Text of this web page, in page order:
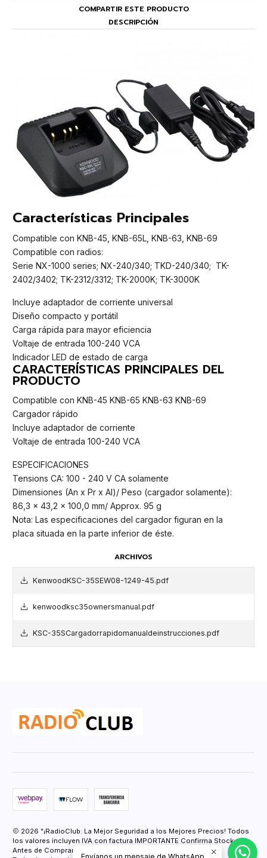
COMPARTIR ESTE PRODUCTO
DESCRIPCIÓN
Características Principales
Compatible con KNB-45, KNB-65L, KNB-63, KNB-69
Compatible con radios:
Serie NX-1000 series; NX-240/340; TKD-240/340; TK-
2402/3402; TK-2312/3312; TK-2000K; TK-3000K
Incluye adaptador de corriente universal
Diseño compacto y portátil
Carga rápida para mayor eficiencia
Voltaje de entrada 100-240 VCA
Indicador LED de estado de carga
CARACTERÍSTICAS PRINCIPALES DEL
PRODUCTO
Compatible con KNB-45 KNB-65 KNB-63 KNB-69
Cargador rápido
Incluye adaptador de corriente
Voltaje de entrada 100-240 VCA
ESPECIFICACIONES
Tensions CA: 100 - 240 V CA solamente
Dimensiones (An x Pr x Al)/ Peso (cargador solamente):
86,3 x 43,2 x 100,0 mm/ Approx. 95 g
Nota: Las especificaciones del cargador figuran en la
placa situada en la parte inferior de éste.
ARCHIVOS
KenwoodKSC-35SEW08-1249-45.pdf
kenwoodksc35ownersmanual.pdf
KSC-35SCargadorrapidomanualdeinstrucciones.pdf
2026 "¡RadioClub: La Mejor Seguridad a los Mejores Precios! Todos
los valores incluyen IVA con factura IMPORTANTE Confirma Stock
Antes de Comprar.".
Envíanos un mensaje de WhatsApp